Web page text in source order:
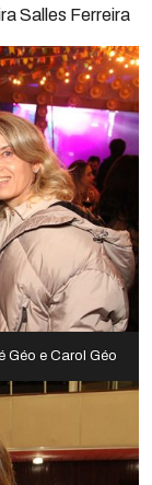
Salles Ferreira
Géo e Carol Géo